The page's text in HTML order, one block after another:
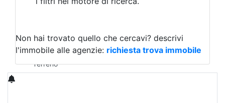
Qualsiasi
Terreno edificabile
Terreno
Non hai trovato quello che cercavi? descrivi
l'immobile alle agenzie: richiesta trova immobile